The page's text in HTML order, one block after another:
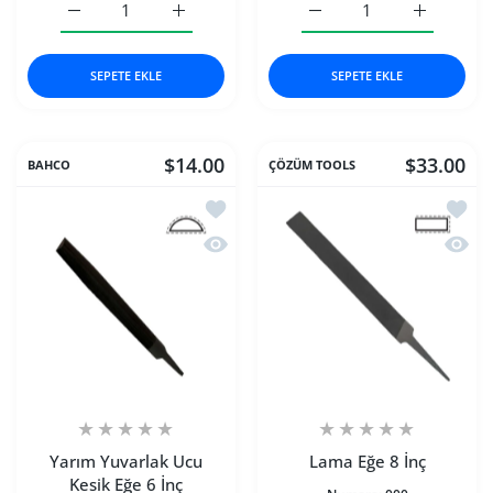
Bahco Yuvarlak Eğe 1 için adedi artırın
Bahco Yuvarlak Eğe 1 için adedi artırın
SEPETE EKLE
Bahco
Bahco Üçgen Eğe 1 için
SEPETE EKLE
BAHCO $14.00
İstek listesine ekle Yarım Yuvarlak
Hızlı Görünüm Yarım Yuvarlak Ucu
Yarım Yuvarlak Ucu
Kesik Eğe 6 İnç
ÇÖZÜM TOOLS $33.00
İstek
Hızlı
Lama Eğe 8 İnç